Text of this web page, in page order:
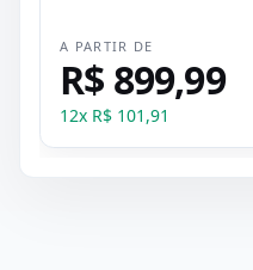
A PARTIR DE
R$ 899,99
12x R$ 101,91